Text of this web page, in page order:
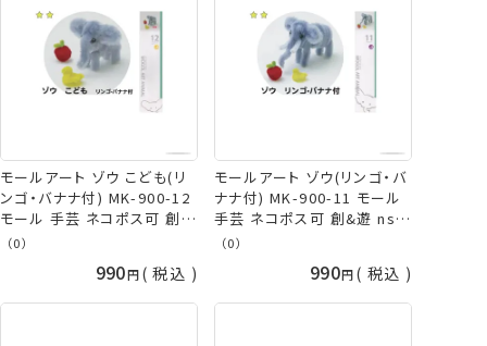
モールアート ゾウ こども(リ
ンゴ・バナナ付) MK-900-12
モール 手芸 ネコポス可 創&
遊 nsk 手芸の山久
（0）
990 税込
モールアート ゾウ(リンゴ・バ
ナナ付) MK-900-11 モール
手芸 ネコポス可 創&遊 nsk
手芸の山久
（0）
990 税込